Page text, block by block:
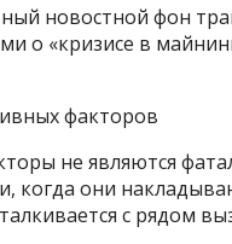
новостной фон
о «кризисе в
факторов
не являются
когда они
с рядом